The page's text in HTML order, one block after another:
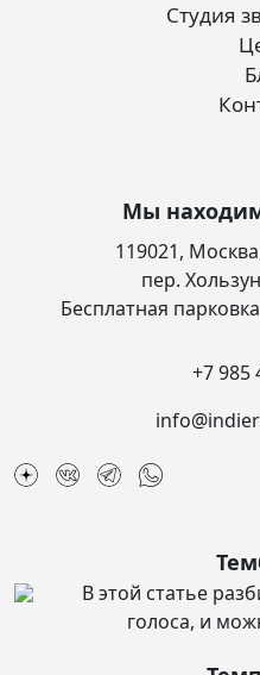
Студия
Мы
119021,
пер.
Бесплатная
+7 985
В этой статье
голоса, и